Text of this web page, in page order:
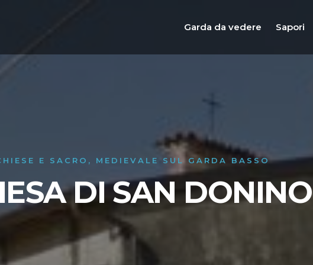
Garda da vedere Sapori
E SACRO, MEDIEVALE SUL GARDA BASSO
DI SAN DONINO